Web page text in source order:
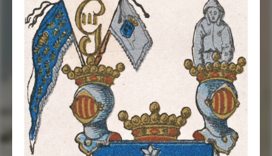
sina egentelige färgor afmåladt finnes.”
Sköldebrevsavskrifter, RHA, 15:037.
Transkription: Göran Mörner, 2022-02-
08.